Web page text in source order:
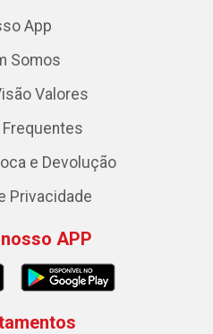
App
Somos
Valores
Frequentes
e Devolução
Privacidade
APP